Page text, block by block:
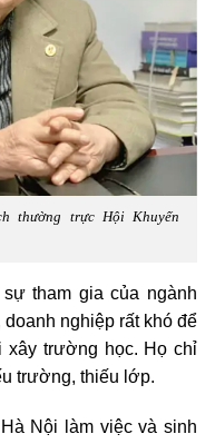
thường trực Hội Khuyến
tham gia của ngành
nghiệp rất khó để
xây trường học. Họ chỉ
trường, thiếu lớp.
Nội làm việc và sinh